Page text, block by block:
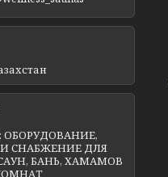
ОБОРУДОВАНИЕ,
СНАБЖЕНИЕ ДЛЯ
БАНЬ, ХАМАМОВ